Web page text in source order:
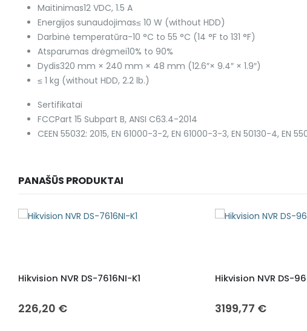
Maitinimas12 VDC, 1.5 A
Energijos sunaudojimas≤ 10 W (without HDD)
Darbinė temperatūra-10 °C to 55 °C (14 °F to 131 °F)
Atsparumas drėgmei10% to 90%
Dydis320 mm × 240 mm × 48 mm (12.6″× 9.4″ × 1.9″)
≤ 1 kg (without HDD, 2.2 lb.)
Sertifikatai
FCCPart 15 Subpart B, ANSI C63.4-2014
CEEN 55032: 2015, EN 61000-3-2, EN 61000-3-3, EN 50130-4, EN
PANAŠŪS PRODUKTAI
Hikvision NVR DS-7616NI-K1
226,20 €
Hikvision NVR DS-
3199,77 €